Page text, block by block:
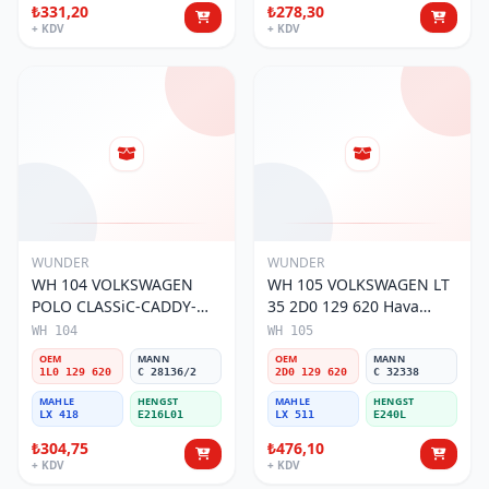
₺331,20
+ KDV
₺278,30
+ KDV
WUNDER
WH 104 VOLKSWAGEN
POLO CLASSiC-CADDY-
SEAT iBiZA 1L0 129 620
Hava Filtresi
WH 104
OEM
1L0 129 620
MANN
C 28136/2
MAHLE
LX 418
HENGST
E216L01
₺304,75
+ KDV
WUNDER
WH 105 VOLKSWAGEN LT
35 2D0 129 620 Hava
Filtresi
WH 105
OEM
2D0 129 620
MANN
C 32338
MAHLE
LX 511
HENGST
E240L
₺476,10
+ KDV